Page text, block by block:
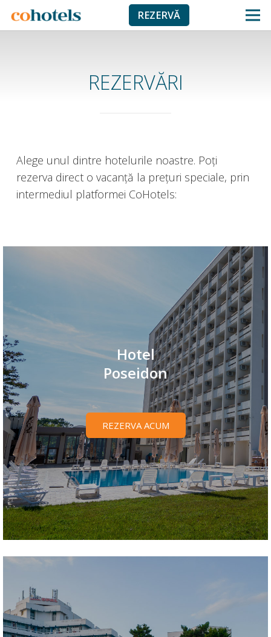
REZERVĂ
REZERVĂRI
Alege unul dintre hotelurile noastre. Poţi
rezerva direct o vacanţă la preţuri speciale, prin
intermediul platformei CoHotels:
Hotel
Poseidon
REZERVA ACUM